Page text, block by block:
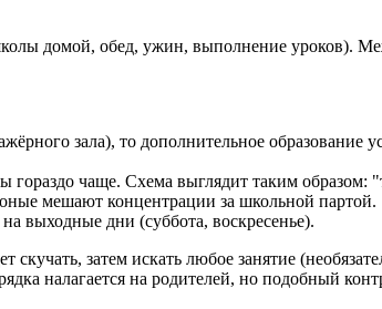
домой, обед, ужин, выполнение уроков).
зала), то дополнительное образование
гораздо чаще. Схема выглядит таким
мешают концентрации за школьной партой.
выходные дни (суббота, воскресенье).
затем искать любое занятие
налагается на родителей, но подобный